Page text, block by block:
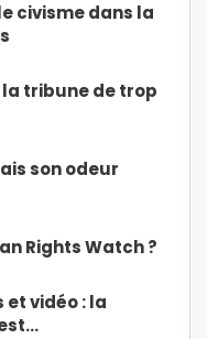
civisme dans la
tribune de trop
son odeur
Rights Watch ?
et vidéo : la